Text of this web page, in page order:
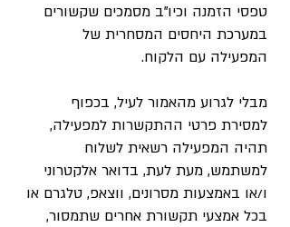
טפסי הזמנה וכיו”ב מסמכים שקשורים
במערכת היחסים המסחרית של
המפעילה עם הלקוח.
מבלי לגרוע מהאמור לעיל, בכפוף
למסירת פרטי ההתקשרות למפעילה,
תהיה המפעילה רשאית לשלוח
למשתמש, מעת לעת, בדואר אלקטרוני
ו/או באמצעות מסרונים, ווצאפ, טלגרם או
בכל אמצעי תקשורת אחרים שתמסור,